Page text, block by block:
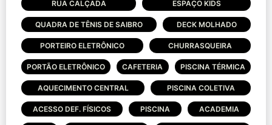
RUA CALÇADA ESPAÇO KIDS
QUADRA DE TÊNIS DE SAIBRO DECK MOLHADO
PORTEIRO ELETRÔNICO CHURRASQUEIRA
PORTÃO ELETRÔNICO CAFETERIA PISCINA TÉRMICA
AQUECIMENTO CENTRAL PISCINA COLETIVA
ACESSO DEF. FÍSICOS PISCINA ACADEMIA